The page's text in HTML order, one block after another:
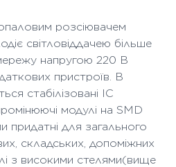
розсіювачем
світловіддачею більше
напругою 220 В
пристроїв. В
стабілізовані IC
модулі на SMD
придатні для загального
складських, допоміжних
з високими стелями(вище